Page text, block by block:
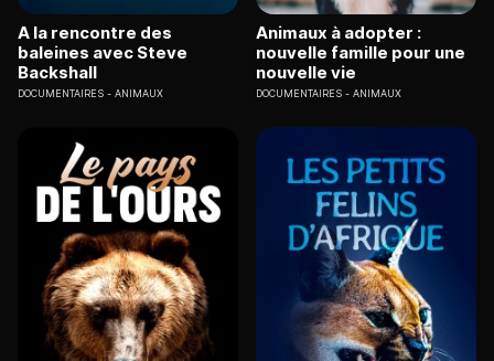
A la rencontre des
baleines avec Steve
Backshall
DOCUMENTAIRES ANIMAUX
Animaux à adopter :
nouvelle famille pour une
nouvelle vie
DOCUMENTAIRES ANIMAUX